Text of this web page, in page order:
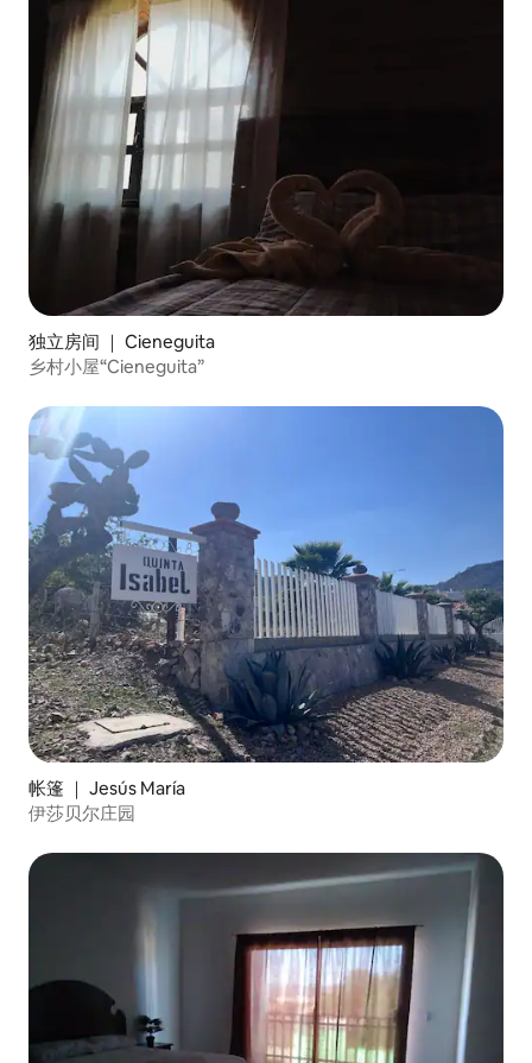
独立房间 ｜ Cieneguita
乡村小屋“Cieneguita”
帐篷 ｜ Jesús María
伊莎贝尔庄园